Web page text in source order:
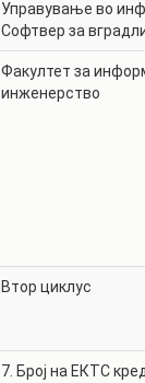
Управување во
Софтвер за
Факултет за
инженерство
Втор циклус
7. Број на ЕКТС